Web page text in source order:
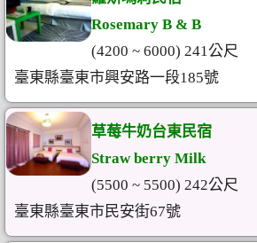
Rosemary B & B
(4200 ~ 6000) 241公尺
臺東縣臺東市興安路一段185號
草莓牛奶台東民宿
Straw berry Milk
(5500 ~ 5500) 242公尺
臺東縣臺東市民安街67號